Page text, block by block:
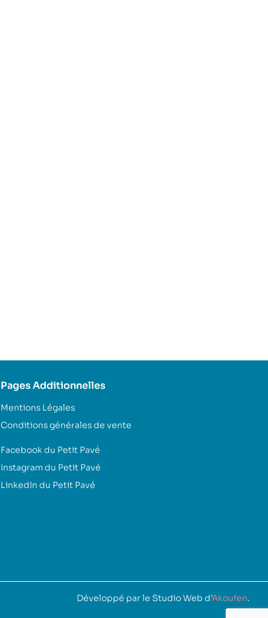
Pages Additionnelles
Mentions Légales
Conditions générales de vente
Facebook du Petit Pavé
Instagram du Petit Pavé
LinkedIn du Petit Pavé
Développé par le Studio Web d’Akoufen.